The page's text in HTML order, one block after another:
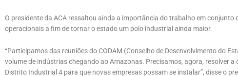
O presidente da ACA ressaltou ainda a importância do trabalho em
operacionais a fim de tornar o estado um polo industrial ainda maior.
“Participamos das reuniões do CODAM (Conselho de Desenvolvimento do
volume de indústrias chegando ao Amazonas. Precisamos, agora, resolver
Distrito Industrial 4 para que novas empresas possam se instalar”, disse o